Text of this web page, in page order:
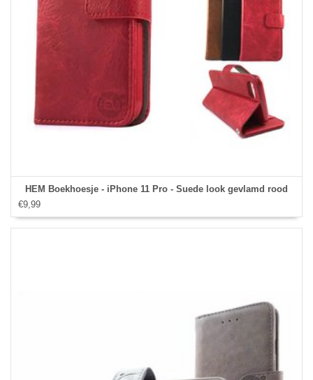
HEM Boekhoesje - iPhone 11 Pro - Suede look gevlamd rood
€9,99